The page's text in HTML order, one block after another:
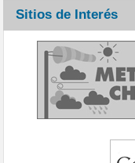
Sitios de Interés